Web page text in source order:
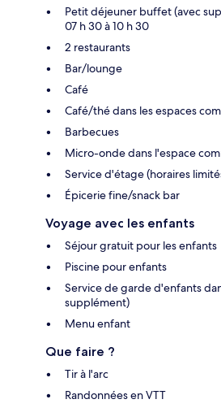
Petit déjeuner buffet (avec
07 h 30 à 10 h 30
2 restaurants
Bar/lounge
Café
Café/thé dans les espaces
Barbecues
Micro-onde dans l'espace
Service d'étage (horaires
Épicerie fine/snack bar
Voyage avec les enfants
Séjour gratuit pour les enfants
Piscine pour enfants
Service de garde d'enfants
supplément)
Menu enfant
Que faire ?
Tir à l'arc
Randonnées en VTT